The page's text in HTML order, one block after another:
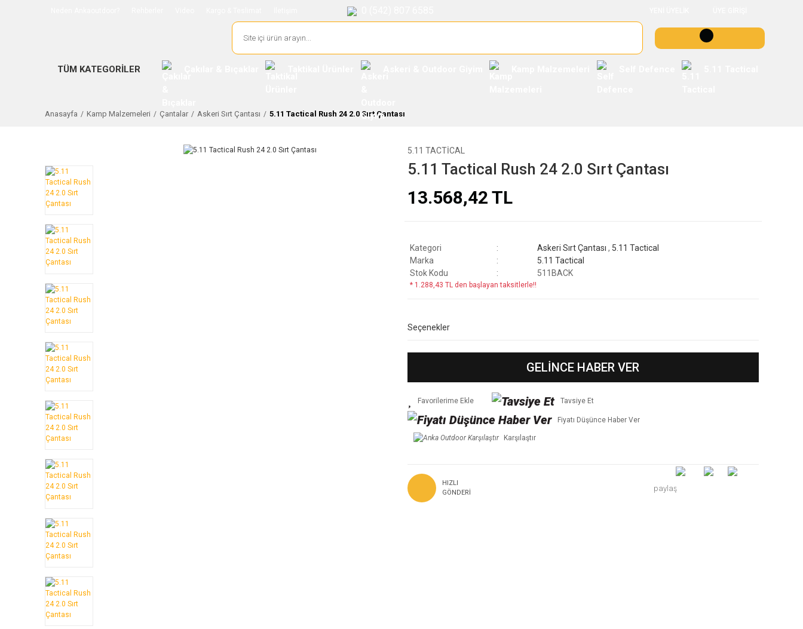
TÜM KATEGORİLER
Anasayfa Kamp Malzemeleri Çantalar Askeri Sırt Çantası 5.11 Tactical Rush 24 2.0 Sırt Çantası
5.11 TACTICAL
5.11 Tactical Rush 24 2.0 Sırt Çantası
13.568,42 TL
Kategori Askeri Sırt Çantası , 5.11 Tactical
Marka
5.11 Tactical
Stok Kodu
511BACK
* 1.288,43 TL den başlayan taksitlerle!!
Seçenekler
GELİNCE HABER VER
Tavsiye Et
Fiyatı Düşünce Haber Ver
Karşılaştır
HIZLI
GÖNDERI
paylaş